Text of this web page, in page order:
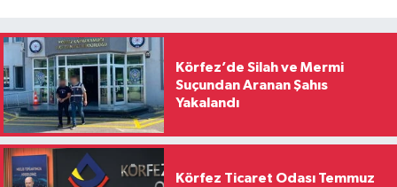
Körfez’de Silah ve Mermi
Suçundan Aranan Şahıs
Yakalandı
Körfez Ticaret Odası Temmuz